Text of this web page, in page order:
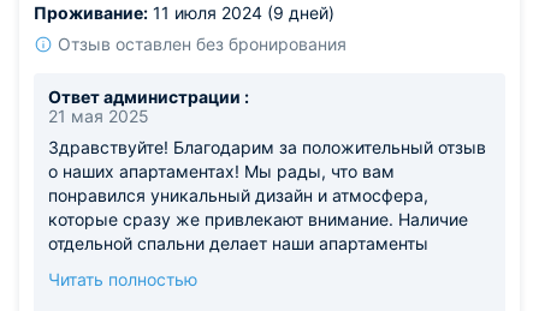
неудобства во время готовки.
Проживание: 11 июля 2024 (9 дней)
Отзыв оставлен без бронирования
Ответ администрации :
21 мая 2025
Здравствуйте! Благодарим за положительный отзыв
о наших апартаментах! Мы рады, что вам
понравился уникальный дизайн и атмосфера,
которые сразу же привлекают внимание. Наличие
отдельной спальни делает наши апартаменты
путешествия с друзьями. Ваше мнение очень важно
Читать полностью